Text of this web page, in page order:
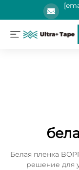
Белая пленка
решение для